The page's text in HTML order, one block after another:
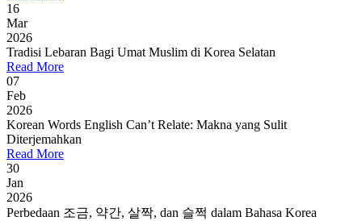
16
Mar
2026
Tradisi Lebaran Bagi Umat Muslim di Korea Selatan
Read More
07
Feb
2026
Korean Words English Can’t Relate: Makna yang Sulit
Diterjemahkan
Read More
30
Jan
2026
Perbedaan 조금, 약간, 살짝, dan 슬쩍 dalam Bahasa Korea